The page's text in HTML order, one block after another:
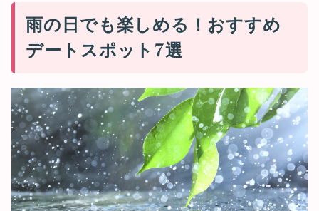
雨の日でも楽しめる！おすすめ
デートスポット7選